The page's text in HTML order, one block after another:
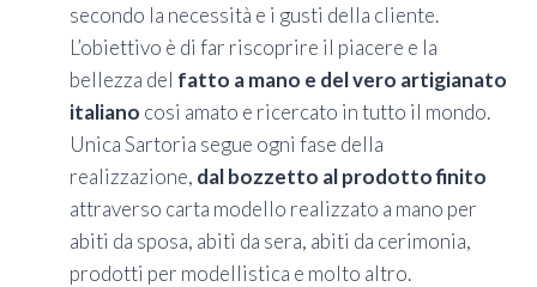
secondo la necessità e i gusti della cliente.
L’obiettivo è di far riscoprire il piacere e la
bellezza del fatto a mano e del vero artigianato
italiano cosi amato e ricercato in tutto il mondo.
Unica Sartoria segue ogni fase della
realizzazione, dal bozzetto al prodotto finito
attraverso carta modello realizzato a mano per
abiti da sposa, abiti da sera, abiti da cerimonia,
prodotti per modellistica e molto altro.